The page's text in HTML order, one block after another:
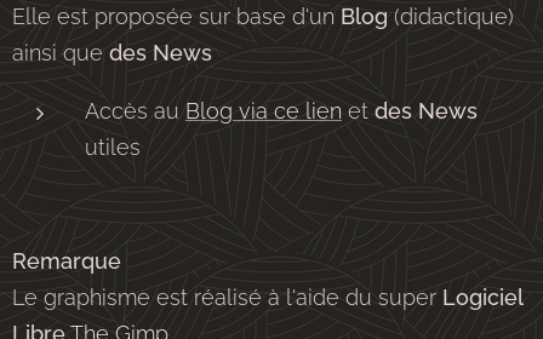
Elle est proposée sur base d'un Blog(didactique)
ainsi quedes News
Accès au Blog via ce lien et des News
utiles
Remarque
Le graphisme est réalisé à l'aide du super Logiciel
LibreThe Gimp